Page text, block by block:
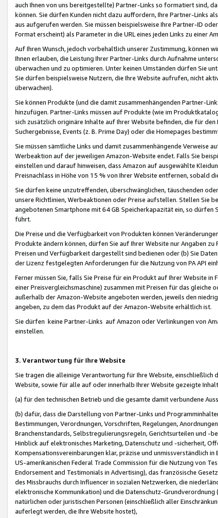
auch Ihnen von uns bereitgestellte) Partner-Links so formatiert sind,
können. Sie dürfen Kunden nicht dazu auffordern, Ihre Partner-Links
aus aufgerufen werden. Sie müssen beispielsweise Ihre Partner-ID
Format erscheint) als Parameter in die URL eines jeden Links zu einer
Auf Ihren Wunsch, jedoch vorbehaltlich unserer Zustimmung, können
Ihnen erlauben, die Leistung Ihrer Partner-Links durch Aufnahme
überwachen und zu optimieren. Unter keinen Umständen dürfen Sie
Sie dürfen beispielsweise Nutzern, die Ihre Website aufrufen, nicht
überwachen).
Sie können Produkte (und die damit zusammenhängenden Partner-
hinzufügen. Partner-Links müssen auf Produkte (wie im
sich zusätzlich originäre Inhalte auf Ihrer Website befinden, die für
Suchergebnisse, Events (z. B. Prime Day) oder die Homepages
Sie müssen sämtliche Links und damit zusammenhängende
Werbeaktion auf der jeweiligen Amazon-Website endet. Falls Sie
einstellen und darauf hinweisen, dass Amazon auf ausgewählte
Preisnachlass in Höhe von 15 % von Ihrer Website entfernen, sobald
Sie dürfen keine unzutreffenden, überschwänglichen, täuschenden
unsere Richtlinien, Werbeaktionen oder Preise aufstellen. Stellen Sie
angebotenen Smartphone mit 64 GB Speicherkapazität ein, so dürfen
führt.
Die Preise und die Verfügbarkeit von Produkten können
Produkte ändern können, dürfen Sie auf Ihrer Website nur Angaben
Preisen und Verfügbarkeit dargestellt sind bedienen oder (b) Sie
der Lizenz festgelegten Anforderungen für die Nutzung von PA API
Ferner müssen Sie, falls Sie Preise für ein Produkt auf Ihrer Website
einer Preisvergleichsmaschine) zusammen mit Preisen für das
außerhalb der Amazon-Website angeboten werden, jeweils den
angeben, zu dem das Produkt auf der Amazon-Website erhältlich ist.
Sie dürfen keine Partner-Links auf Amazon oder Verlinkungen von
einstellen.
3. Verantwortung für Ihre Website
Sie tragen die alleinige Verantwortung für Ihre Website,
Website, sowie für alle auf oder innerhalb Ihrer Website gezeigte
(a) für den technischen Betrieb und die gesamte damit verbundene
(b) dafür, dass die Darstellung von Partner-Links und
Bestimmungen, Verordnungen, Vorschriften, Regelungen,
Branchenstandards, Selbstregulierungsregeln, Gerichtsurteilen und -
Hinblick auf elektronisches Marketing, Datenschutz und -sicherheit,
Kompensationsvereinbarungen klar, präzise und unmissverständlich
US-amerikanischen Federal Trade Commission für die Nutzung von
Endorsement and Testimonials in Advertising), das französische
des Missbrauchs durch Influencer in sozialen Netzwerken, die
elektronische Kommunikation) und die Datenschutz-
natürlichen oder juristischen Personen (einschließlich aller
auferlegt werden, die Ihre Website hostet),